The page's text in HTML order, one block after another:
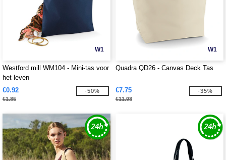
W1
Westford mill WM104 - Mini-tas voor
het leven
€0.92
€1.85
-50%
W1
Quadra QD26 - Canvas Deck Tas
€7.75
€11.98
-35%